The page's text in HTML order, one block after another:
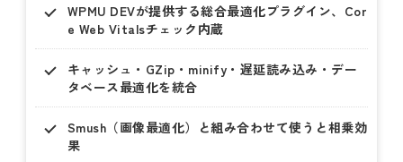
WPMU DEVが提供する総合最適化プラグイン、Cor
e Web Vitalsチェック内蔵
キャッシュ・GZip・minify・遅延読み込み・デー
タベース最適化を統合
Smush（画像最適化）と組み合わせて使うと相乗効
果